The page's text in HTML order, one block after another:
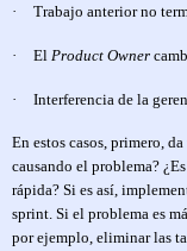
· Trabajo anterior no
· El Product Owner
· Interferencia de la
En estos casos, primero,
causando el problema?
rápida? Si es así,
sprint. Si el problema es
por ejemplo, eliminar las